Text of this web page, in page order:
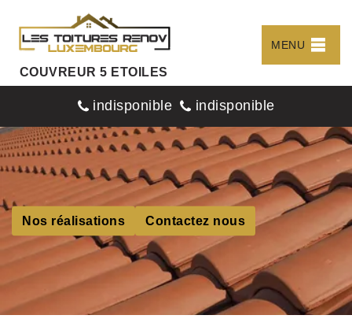
COUVREUR 5 ETOILES
MENU
indisponible indisponible
Nos réalisations Contactez nous